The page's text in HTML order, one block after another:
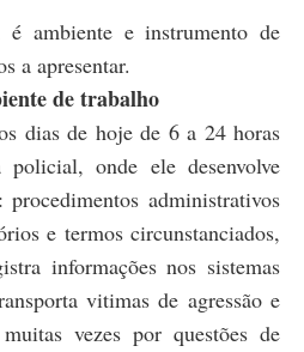
ambiente e instrumento de
a apresentar.
de trabalho
dias de hoje de 6 a 24 horas
onde ele desenvolve
administrativos
e termos circunstanciados,
informações nos sistemas
vitimas de agressão e
vezes por questões de